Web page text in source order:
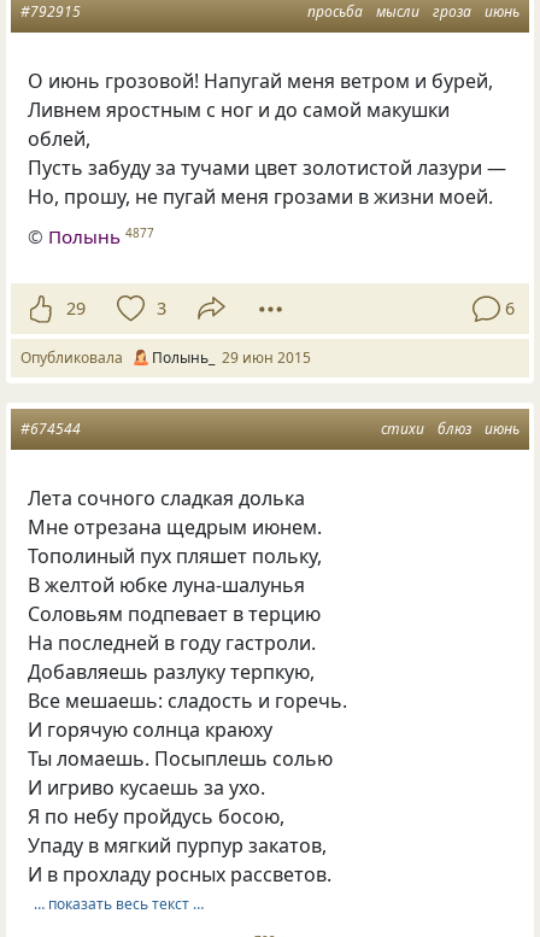
просьба мысли гроза июнь
#792915
О июнь грозовой! Напугай меня ветром и бурей,
Ливнем яростным с ног и до самой макушки
облей,
Пусть забуду за тучами цвет золотистой лазури —
Но, прошу, не пугай меня грозами в жизни моей.
© Полынь 4877
29 3 6
Опубликовала Полынь_ 29 июн 2015
стихи блюз июнь
#674544
Лета сочного сладкая долька
Мне отрезана щедрым июнем.
Тополиный пух пляшет польку,
В желтой юбке луна-шалунья
Соловьям подпевает в терцию
На последней в году гастроли.
Добавляешь разлуку терпкую,
Все мешаешь: сладость и горечь.
И горячую солнца краюху
Ты ломаешь. Посыплешь солью
И игриво кусаешь за ухо.
Я по небу пройдусь босою,
Упаду в мягкий пурпур закатов,
И в прохладу росных рассветов.
… показать весь текст …